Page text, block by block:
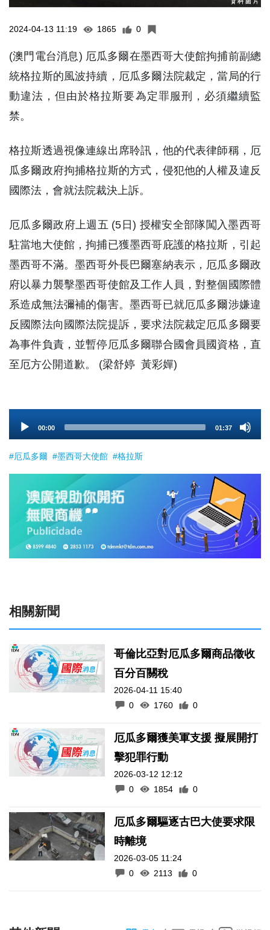
2024-04-13 11:19 1865 0
(澳門電台消息) 厄瓜多爾在墨西哥大使館拘捕前副總
統格拉斯的風波持續，厄瓜多爾法院裁定，當局的行
動違法，但由於格拉斯要為定罪服刑，必須繼續監
禁。
格拉斯透過視像連線出席聆訊，他的代表律師稱，厄
瓜多爾政府拘捕格拉斯的方式，侵犯他的人權及違反
國際法，會就法院裁決上訴。
厄瓜多爾政府上週五 (5日) 授權安全部隊闖入墨西哥
駐當地大使館，拘捕已獲墨西哥庇護的格拉斯，引起
墨西哥不滿。墨西哥外長巴爾塞納表示，厄瓜多爾政
府以暴力襲擊墨西哥使館及工作人員，對整個國際體
系造成無法彌補的傷害。墨西哥已就厄瓜多爾涉嫌違
反國際法向國際法院提訴，要求法院裁定厄瓜多爾要
為事件負責，並暫停厄瓜多爾聯合國會員國資格，直
至厄方公開道歉。 (梁舒婷 黃彩嬋)
Player
00:00 01:37
#厄瓜多爾 #墨西哥大使館 #格拉斯
相關新聞
哥倫比亞對厄瓜多爾商品徵收
百分百關稅
2026-04-11 15:40
0
1760 0
厄瓜多爾獲美軍支援 擬展開打
擊犯罪行動
2026-03-12 12:12
0
1854 0
厄瓜多爾驅逐古巴大使要求限
時離境
2026-03-05 11:24
0
2113 0